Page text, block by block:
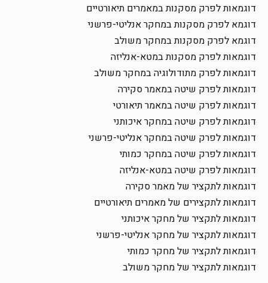
דוגמאות לפרק מסקנות במאמרים תיאורטיים
דוגמא לפרק מסקנות במחקר אנליטי-פרשני
דוגמא לפרק מסקנות במחקר משולב
דוגמאות לפרק מסקנות במטא-אנליזה
דוגמאות לפרק מתודולוגיה במחקר משולב
דוגמאות לפרק שיטה במאמר סקירה
דוגמאות לפרק שיטה במאמר תיאורטי
דוגמאות לפרק שיטה במחקר איכותני
דוגמאות לפרק שיטה במחקר אנליטי-פרשני
דוגמאות לפרק שיטה במחקר כמותי
דוגמאות לפרק שיטה במטא-אנליזה
דוגמאות לתקציר של מאמר סקירה
דוגמאות לתקצירים של מאמרים תיאורטיים
דוגמאות לתקציר של מחקר איכותני
דוגמאות לתקציר של מחקר אנליטי-פרשני
דוגמאות לתקציר של מחקר כמותי
דוגמאות לתקציר של מחקר משולב